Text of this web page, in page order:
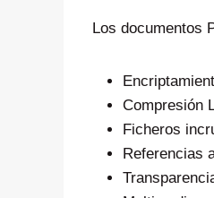
Los documentos
Compresión
Ficheros
Referencias